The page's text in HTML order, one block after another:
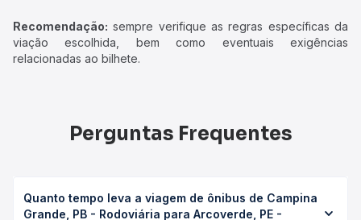
Recomendação: sempre verifique as regras específicas da
viação escolhida, bem como eventuais exigências
relacionadas ao bilhete.
Perguntas Frequentes
Quanto tempo leva a viagem de ônibus de Campina
Grande, PB - Rodoviária para Arcoverde, PE -